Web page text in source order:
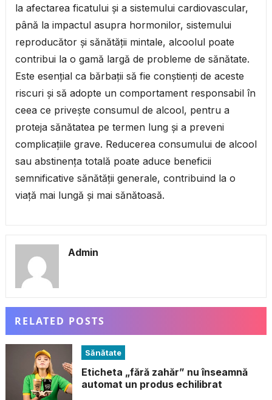
la afectarea ficatului și a sistemului cardiovascular,
până la impactul asupra hormonilor, sistemului
reproducător și sănătății mintale, alcoolul poate
contribui la o gamă largă de probleme de sănătate.
Este esențial ca bărbații să fie conștienți de aceste
riscuri și să adopte un comportament responsabil în
ceea ce privește consumul de alcool, pentru a
proteja sănătatea pe termen lung și a preveni
complicațiile grave. Reducerea consumului de alcool
sau abstinența totală poate aduce beneficii
semnificative sănătății generale, contribuind la o
viață mai lungă și mai sănătoasă.
Admin
RELATED POSTS
Sănătate
Eticheta „fără zahăr” nu înseamnă
automat un produs echilibrat